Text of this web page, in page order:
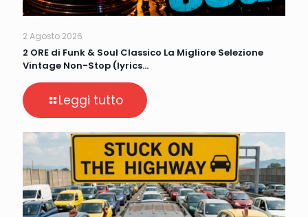
2 Agosto 2026
2 ORE di Funk & Soul Classico La Migliore Selezione
Vintage Non-Stop (lyrics…
Leggi tutto